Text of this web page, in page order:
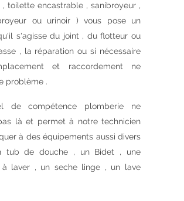
, toilette encastrable , sanibroyeur ,
ou urinoir ) vous pose un
s'agisse du joint , du flotteur ou
, la réparation ou si nécessaire
et raccordement ne
problème .
de compétence plomberie ne
là et permet à notre technicien
à des équipements aussi divers
tub de douche , un Bidet , une
à laver , un seche linge , un lave